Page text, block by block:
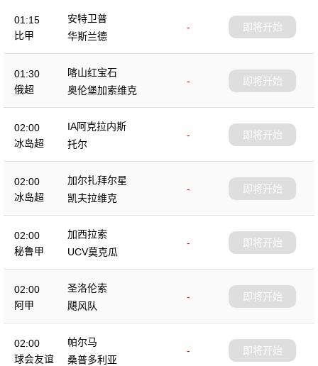
01:15
比甲
安特卫普
-
华斯兰德
即将开始
01:30
俄超
喀山红宝石
-
奥伦堡加索维克
即将开始
02:00
冰岛超
IA阿克拉内斯
-
托尔
即将开始
02:00
冰岛超
加尔扎拜尔星
-
凯夫拉维克
即将开始
02:00
秘鲁甲
加西拉索
-
UCV莫克瓜
即将开始
02:00
阿甲
圣洛伦索
-
飓风队
即将开始
02:00
球会友谊
帕尔马
-
桑普多利亚
即将开始